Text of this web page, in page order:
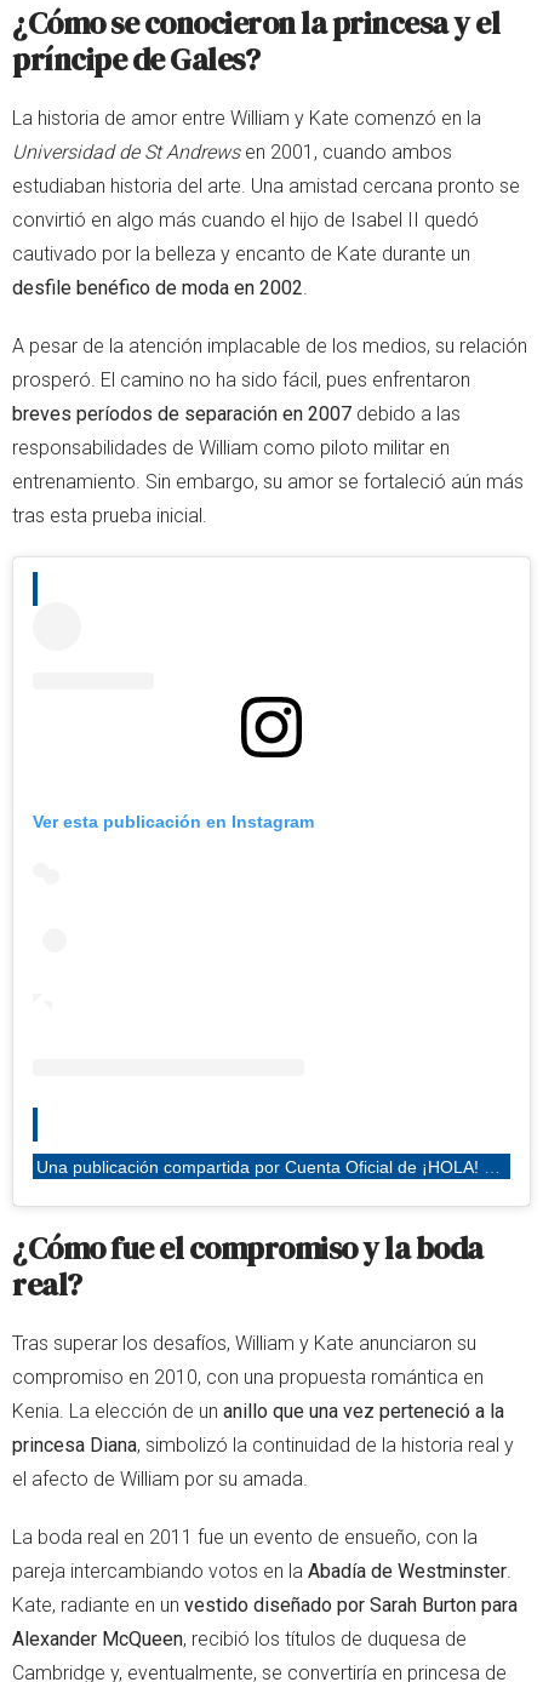
¿Cómo se conocieron la princesa y el
príncipe de Gales?
La historia de amor entre William y Kate comenzó en la
Universidad de St Andrews en 2001, cuando ambos
estudiaban historia del arte. Una amistad cercana pronto se
convirtió en algo más cuando el hijo de Isabel II quedó
cautivado por la belleza y encanto de Kate durante un
desfile benéfico de moda en 2002
A pesar de la atención implacable de los medios, su relación
prosperó. El camino no ha sido fácil, pues enfrentaron
breves períodos de separación en 2007 debido a las
responsabilidades de William como piloto militar en
entrenamiento. Sin embargo, su amor se fortaleció aún más
tras esta prueba inicial.
Ver esta publicación en Instagram
¿Cómo fue elcompromiso y la boda
real?
Tras superar los desafíos, William y Kate anunciaron su
compromiso en 2010, con una propuesta romántica en
Kenia. La elección de un anillo que una vez perteneció a la
princesa Diana, simbolizó la continuidad de la historia real y
el afecto de William por su amada.
La boda real en 2011 fue un evento de ensueño, con la
pareja intercambiando votos en la Abadía de Westminster
Kate, radiante en un vestido diseñado por Sarah Burton para
Alexander McQueen, recibió los títulos de duquesa de
Cambridge y, eventualmente, se convertiría en princesa de